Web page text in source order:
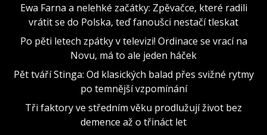
Ewa Farna a nelehké začátky: Zpěvačce, které radili
vrátit se do Polska, teď fanoušci nestačí tleskat
Po pěti letech zpátky v televizi! Ordinace se vrací na
Novu, má to ale jeden háček
Pět tváří Stinga: Od klasických balad přes svižné rytmy
po temnější vzpomínání
Tři faktory ve středním věku prodlužují život bez
demence až o třináct let